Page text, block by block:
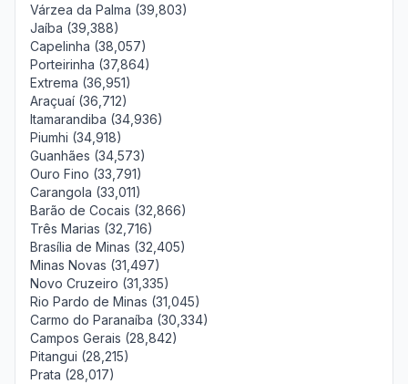
Várzea da Palma (39,803)
Jaíba (39,388)
Capelinha (38,057)
Porteirinha (37,864)
Extrema (36,951)
Araçuaí (36,712)
Itamarandiba (34,936)
Piumhi (34,918)
Guanhães (34,573)
Ouro Fino (33,791)
Carangola (33,011)
Barão de Cocais (32,866)
Três Marias (32,716)
Brasília de Minas (32,405)
Minas Novas (31,497)
Novo Cruzeiro (31,335)
Rio Pardo de Minas (31,045)
Carmo do Paranaíba (30,334)
Campos Gerais (28,842)
Pitangui (28,215)
Prata (28,017)